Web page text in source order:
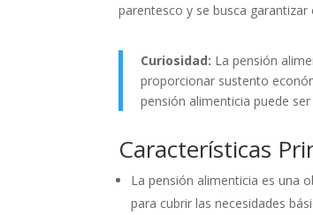
parentesco y se busca
Curiosidad: La pensión
proporcionar sustento
pensión alimenticia puede
Características
La pensión alimenticia es una
para cubrir las necesidades